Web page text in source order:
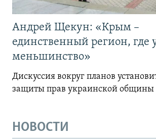
Андрей Щекун: «Крым –
единственный регион, где
меньшинство»
Дискуссия вокруг планов
защиты прав украинской
НОВОСТИ